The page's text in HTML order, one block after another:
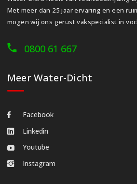
Met meer dan 25 jaar ervaring en een
mogen wij ons gerust vakspecialist in
0800 61 667
Meer Water-Dicht
Facebook
Linkedin
Youtube
Instagram